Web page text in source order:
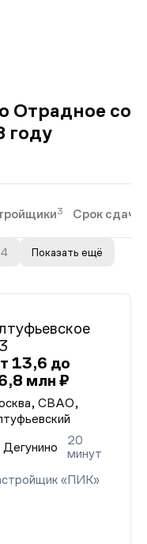
Отрадное со
году
3 Срок сдачи
4 Показать ещё
13,6 до
млн ₽
СВАО,
Дегунино
20
минут
«ПИК»